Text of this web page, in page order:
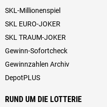
SKL-Millionenspiel
SKL EURO-JOKER
SKL TRAUM-JOKER
Gewinn-Sofortcheck
Gewinnzahlen Archiv
DepotPLUS
RUND UM DIE LOTTERIE